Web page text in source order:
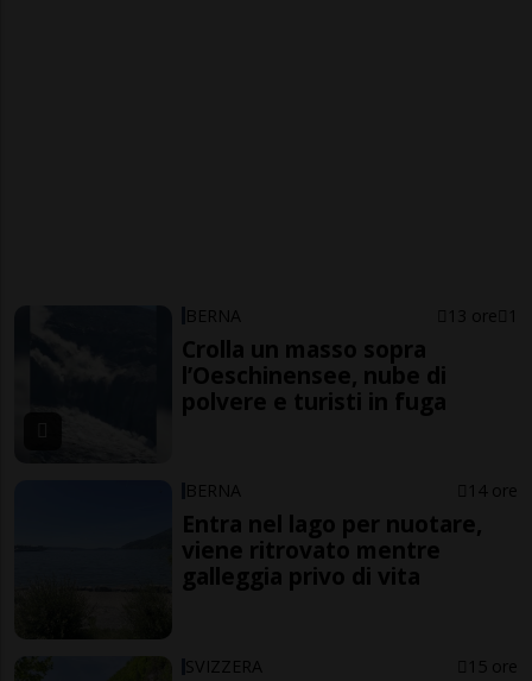
BERNA 13 ore 1
Crolla un masso sopra
l’Oeschinensee, nube di
polvere e turisti in fuga
BERNA 14 ore
Entra nel lago per nuotare,
viene ritrovato mentre
galleggia privo di vita
SVIZZERA 15 ore